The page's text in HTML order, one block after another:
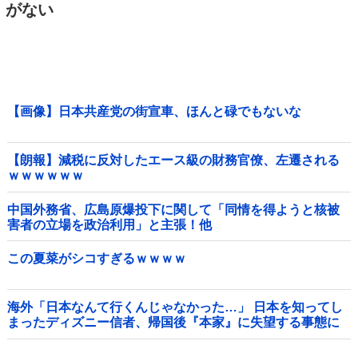
がない
【画像】日本共産党の街宣車、ほんと碌でもないな
【朗報】減税に反対したエース級の財務官僚、左遷される
ｗｗｗｗｗｗ
中国外務省、広島原爆投下に関して「同情を得ようと核被
害者の立場を政治利用」と主張！他
この夏菜がシコすぎるｗｗｗｗ
海外「日本なんて行くんじゃなかった…」 日本を知ってし
まったディズニー信者、帰国後『本家』に失望する事態に